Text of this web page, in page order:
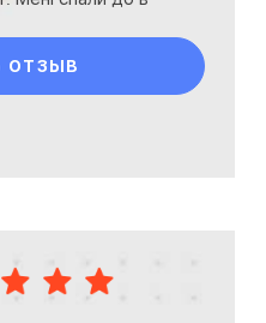
ОТЗЫВ